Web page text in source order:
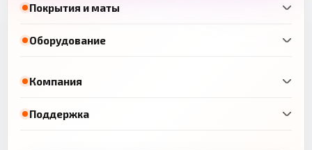
Покрытия и маты
Оборудование
Компания
Поддержка